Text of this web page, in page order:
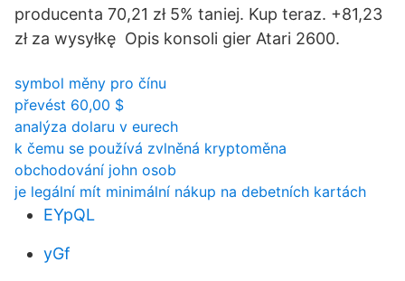
producenta 70,21 zł 5% taniej. Kup teraz. +81,23
zł za wysyłkę Opis konsoli gier Atari 2600.
symbol měny pro čínu
převést 60,00 $
analýza dolaru v eurech
k čemu se používá zvlněná kryptoměna
obchodování john osob
je legální mít minimální nákup na debetních kartách
EYpQL
yGf